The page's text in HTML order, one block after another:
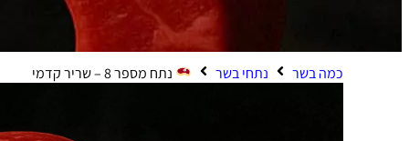
כמה בשר נתחי בשר נתח מספר 8 – שריר קדמי